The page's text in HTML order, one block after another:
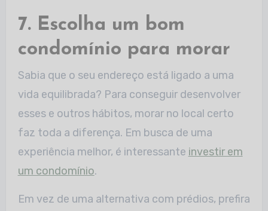
7. Escolha um bom
condomínio para morar
Sabia que o seu endereço está ligado a uma
vida equilibrada? Para conseguir desenvolver
esses e outros hábitos, morar no local certo
faz toda a diferença. Em busca de uma
experiência melhor, é interessante investir em
um condomínio.
Em vez de uma alternativa com prédios, prefira